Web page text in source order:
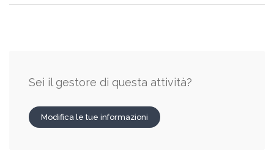
Sei il gestore di questa attività?
Modifica le tue informazioni